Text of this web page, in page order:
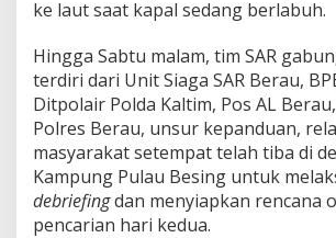
ke laut saat kapal sedang berlabuh.
Hingga Sabtu malam, tim SAR
terdiri dari Unit Siaga SAR Berau,
Ditpolair Polda Kaltim, Pos AL
Polres Berau, unsur kepanduan,
masyarakat setempat telah tiba di
Kampung Pulau Besing untuk
debriefingdan menyiapkan rencana
pencarian hari kedua.